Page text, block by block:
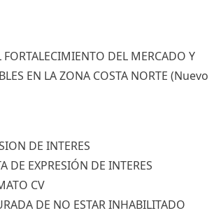
DEL MERCADO Y
EN LA ZONA COSTA NORTE (Nuevo
DE INTERES
DE EXPRESIÓN DE INTERES
CV
DE NO ESTAR INHABILITADO